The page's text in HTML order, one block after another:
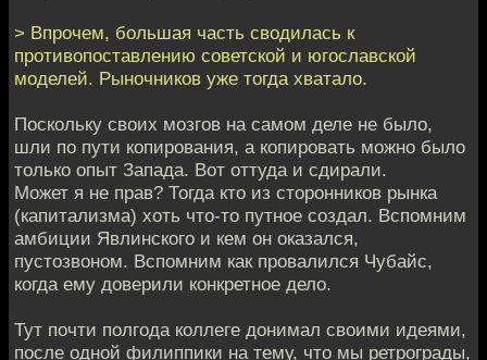
> Впрочем, большая часть сводилась к
противопоставлению советской и югославской
моделей. Рыночников уже тогда хватало.
Поскольку своих мозгов на самом деле не было,
шли по пути копирования, а копировать можно было
только опыт Запада. Вот оттуда и сдирали.
Может я не прав? Тогда кто из сторонников рынка
(капитализма) хоть что-то путное создал. Вспомним
амбиции Явлинского и кем он оказался,
пустозвоном. Вспомним как провалился Чубайс,
когда ему доверили конкретное дело.
Тут почти полгода коллеге донимал своими идеями,
после одной филиппики на тему, что мы ретрограды,